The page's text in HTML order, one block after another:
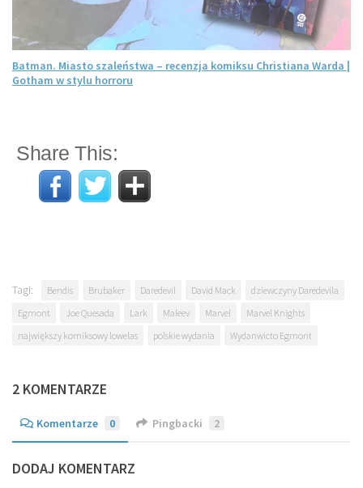
Batman. Miasto szaleństwa – recenzja komiksu Christiana Warda |
Gotham w stylu horroru
Share This:
Tagi: Bendis Brubaker Daredevil David Mack
dziewczyny Daredevila
Egmont
Joe Quesada Lark Maleev Marvel
Marvel Knights
największy komiksowy lowelas
polskie wydania Wydanwicto Egmont
2 KOMENTARZE
Komentarze 0 Pingbacki 2
DODAJ KOMENTARZ